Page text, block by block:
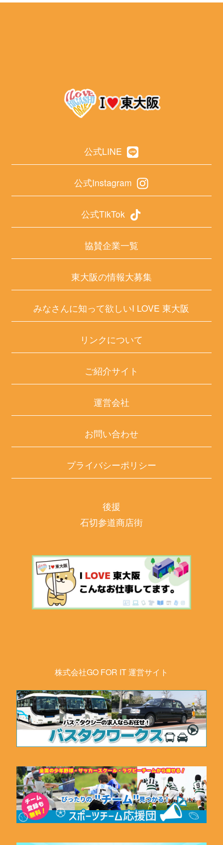
公式LINE
公式Instagram
公式TikTok
協賛企業一覧
東大阪の情報大募集
みなさんに知って欲しいI LOVE 東大阪
リンクについて
ご紹介サイト
運営会社
お問い合わせ
プライバシーポリシー
後援
石切参道商店街
株式会社GO FOR IT 運営サイト